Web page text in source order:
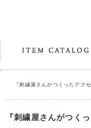
『刺繍屋さんがつくったアク
『刺繍屋さんがつく